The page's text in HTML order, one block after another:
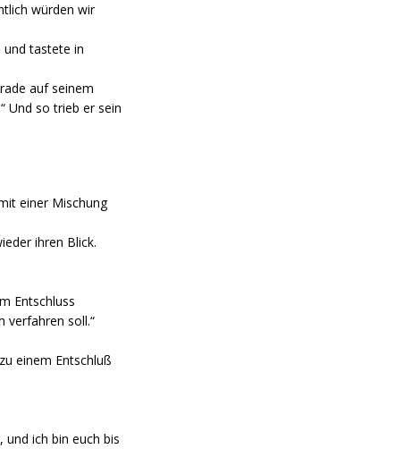
würden wir
und tastete in
auf seinem
Und so trieb er sein
einer Mischung
ihren Blick.
Entschluss
verfahren soll.“
einem Entschluß
ich bin euch bis